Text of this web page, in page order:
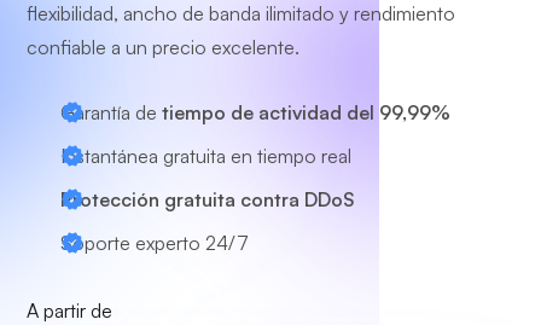
flexibilidad, ancho de banda ilimitado y rendimiento
confiable a un precio excelente.
Garantía de tiempo de actividad del 99,99%
Instantánea gratuita en tiempo real
Protección gratuita contra DDoS
Soporte experto 24/7
A partir de